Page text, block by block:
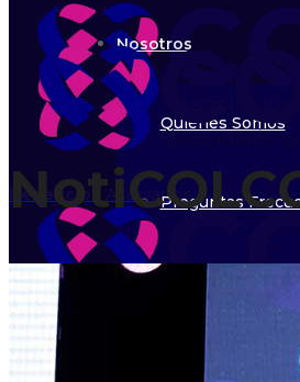
Beneficios Asociados
Eventos Calendario
Directorio
Nosotros
Quiénes Somos
Preguntas
Órganos de
Beneficios